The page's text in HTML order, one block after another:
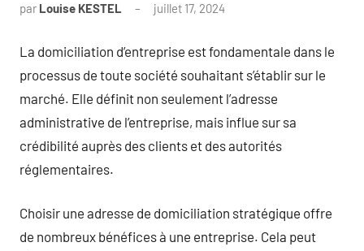
par Louise KESTEL juillet 17, 2024
La domiciliation d’entreprise est fondamentale dans le
processus de toute société souhaitant s’établir sur le
marché. Elle définit non seulement l’adresse
administrative de l’entreprise, mais influe sur sa
crédibilité auprès des clients et des autorités
réglementaires.
Choisir une adresse de domiciliation stratégique offre
de nombreux bénéfices à une entreprise. Cela peut